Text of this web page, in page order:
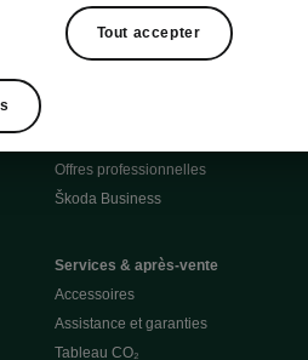
Offres professionnelles
Škoda Business
Services & après-vente
Accessoires
Assistance et garanties
Tableau CO₂
Tout accepter